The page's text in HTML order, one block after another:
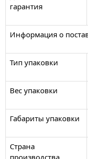
гарантия
Информация о
Тип упаковки
Вес упаковки
Габариты упаковки
Страна
производства